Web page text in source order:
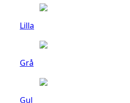
Lilla
Grå
Gul